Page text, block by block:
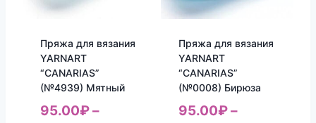
Пряжа для вязания
YARNART
“CANARIAS”
(№4939) Мятный
95.00₽–
Пряжа для вязания
YARNART
“CANARIAS”
(№0008) Бирюза
95.00₽–